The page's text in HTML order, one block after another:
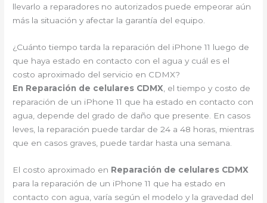
llevarlo a reparadores no autorizados puede empeorar aún
más la situación y afectar la garantía del equipo.
¿Cuánto tiempo tarda la reparación del iPhone 11 luego de
que haya estado en contacto con el agua y cuál es el
costo aproximado del servicio en CDMX?
En Reparación de celulares CDMX , el tiempo y costo de
reparación de un iPhone 11 que ha estado en contacto con
agua, depende del grado de daño que presente. En casos
leves, la reparación puede tardar de 24 a 48 horas, mientras
que en casos graves, puede tardar hasta una semana.
El costo aproximado en Reparación de celulares CDMX
para la reparación de un iPhone 11 que ha estado en
contacto con agua, varía según el modelo y la gravedad del